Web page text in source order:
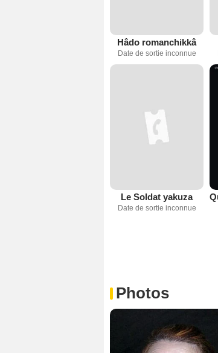
Hâdo romanchikkâ
Date de sortie inconnue
Le Soldat yakuza
Date de sortie inconnue
Photos